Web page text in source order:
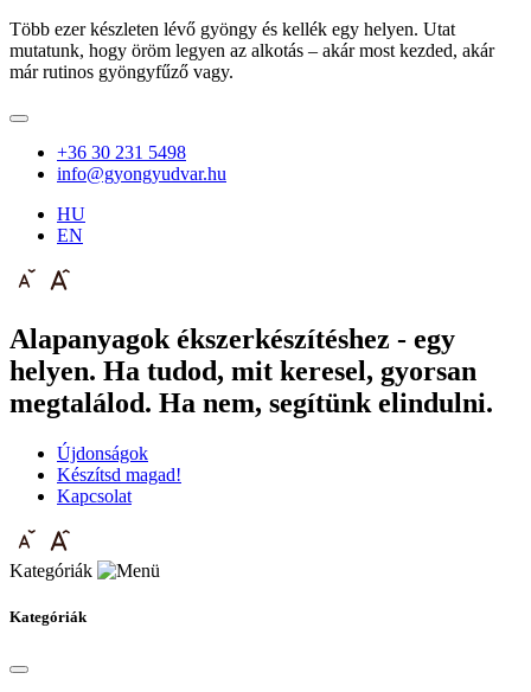
Több ezer készleten lévő gyöngy és kellék egy helyen. Utat
mutatunk, hogy öröm legyen az alkotás – akár most kezded, akár
már rutinos gyöngyfűző vagy.
+36 30 231 5498
info@gyongyudvar.hu
HU
EN
Alapanyagok ékszerkészítéshez - egy
helyen. Ha tudod, mit keresel, gyorsan
megtalálod. Ha nem, segítünk elindulni.
Újdonságok
Készítsd magad!
Kapcsolat
Kategóriák
Kategóriák